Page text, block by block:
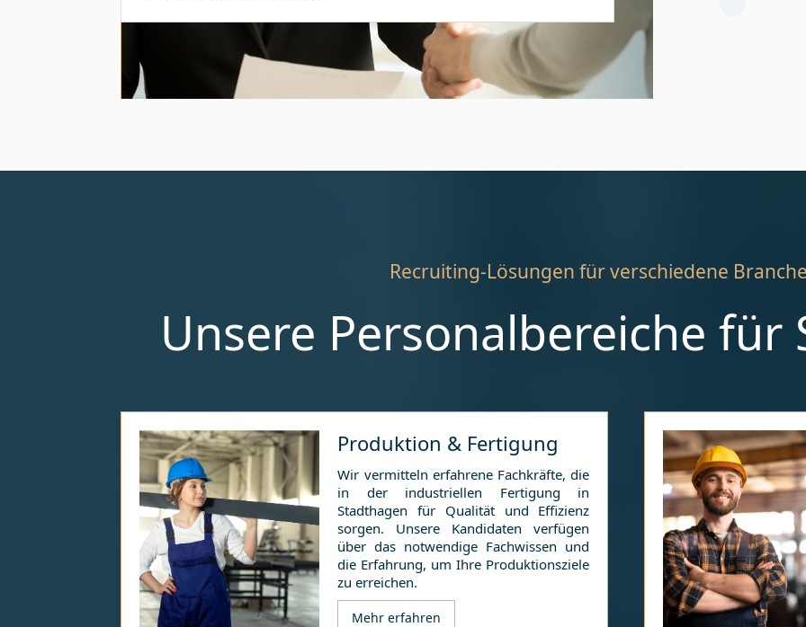
Recruiting-Lösungen für verschiedene
Unsere Personalbereiche für
Produktion & Fertigung
Wir vermitteln erfahrene Fachkräfte, die
in der industriellen Fertigung in
Stadthagen für Qualität und Effizienz
sorgen. Unsere Kandidaten verfügen
über das notwendige Fachwissen und
die Erfahrung, um Ihre Produktionsziele
zu erreichen.
Mehr erfahren